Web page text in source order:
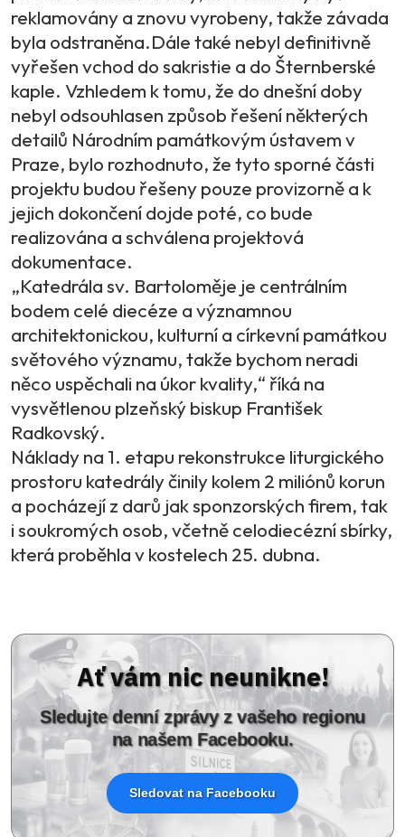
reklamovány a znovu vyrobeny, takže závada
byla odstraněna.Dále také nebyl definitivně
vyřešen vchod do sakristie a do Šternberské
kaple. Vzhledem k tomu, že do dnešní doby
nebyl odsouhlasen způsob řešení některých
detailů Národním památkovým ústavem v
Praze, bylo rozhodnuto, že tyto sporné části
projektu budou řešeny pouze provizorně a k
jejich dokončení dojde poté, co bude
realizována a schválena projektová
dokumentace.
„Katedrála sv. Bartoloměje je centrálním
bodem celé diecéze a významnou
architektonickou, kulturní a církevní památkou
světového významu, takže bychom neradi
něco uspěchali na úkor kvality,“ říká na
vysvětlenou plzeňský biskup František
Radkovský.
Náklady na 1. etapu rekonstrukce liturgického
prostoru katedrály činily kolem 2 miliónů korun
a pocházejí z darů jak sponzorských firem, tak
i soukromých osob, včetně celodiecézní sbírky,
která proběhla v kostelech 25. dubna.
Ať vám nic neunikne!
Sledujte denní zprávy z vašeho regionu
na našem Facebooku.
Sledovat na Facebooku